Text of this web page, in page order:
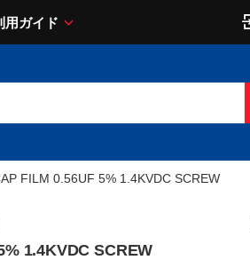
用ガイド
FILM 0.56UF 5% 1.4KVDC SCREW
1.4KVDC SCREW